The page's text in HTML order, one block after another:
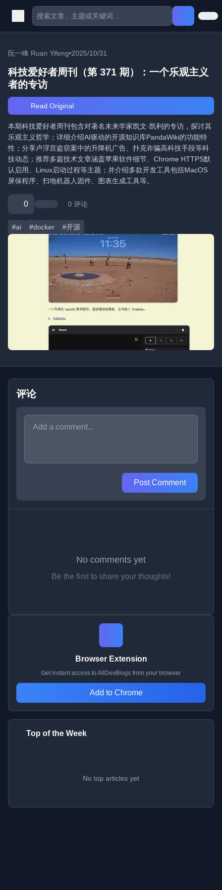
阮一峰 Ruan Yifeng•2025/10/31
科技爱好者周刊（第 371 期）：一个乐观主义
者的专访
Read Original
本期科技爱好者周刊包含对著名未来学家凯文·凯利的专访，探讨其
乐观主义哲学；详细介绍AI驱动的开源知识库PandaWiki的功能特
性；分享卢浮宫盗窃案中的升降机广告、扑克诈骗高科技手段等科
技动态；推荐多篇技术文章涵盖苹果软件细节、Chrome HTTPS默
认启用、Linux启动过程等主题；并介绍多款开发工具包括MacOS
屏保程序、扫地机器人固件、图表生成工具等。
0 0 评论
#ai #docker #开源
评论
Post Comment
No comments yet
Be the first to share your thoughts!
Browser Extension
Get instant access to AllDevBlogs from your browser
Add to Chrome
Top of the Week
No top articles yet